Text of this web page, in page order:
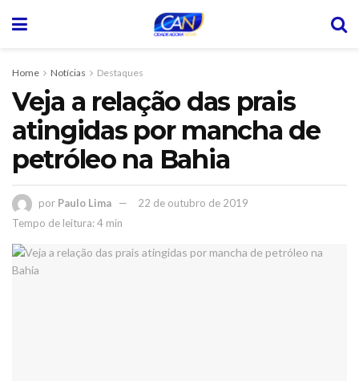
Home Notícias Destaques
Veja a relação das prais
atingidas por mancha de
petróleo na Bahia
por Paulo Lima
22 de outubro de 2019
Tempo de leitura: 4 min